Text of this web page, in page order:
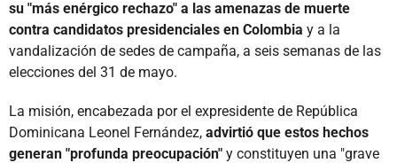
su "más enérgico rechazo" a las amenazas de muerte
contra candidatos presidenciales en Colombia y a la
vandalización de sedes de campaña, a seis semanas de las
elecciones del 31 de mayo.
La misión, encabezada por el expresidente de República
Dominicana Leonel Fernández, advirtió que estos hechos
generan "profunda preocupación" y constituyen una "grave